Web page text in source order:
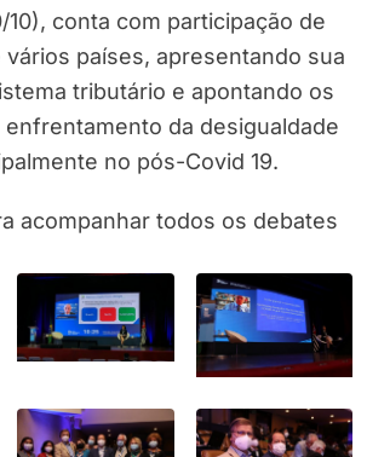
conta com participação de
países, apresentando sua
tributário e apontando os
da desigualdade
no pós-Covid 19.
acompanhar todos os debates